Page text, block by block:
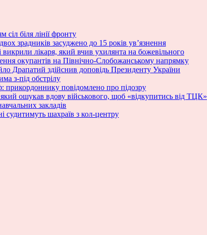
біля лінії фронту
зрадників засуджено до 15 років ув’язнення
лікаря, який вчив ухилянта на божевільного
окупантів на Північно-Слобожанському напрямку
Драпатий здійснив доповідь Президенту України
з-під обстрілу
прикордоннику повідомлено про підозру
ошукав вдову військового, щоб «відкупитись від ТЦК»
закладів
судитимуть шахраїв з кол-центру